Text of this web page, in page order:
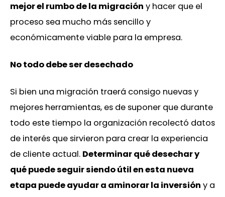
mejor el rumbo de la migración y hacer que el
proceso sea mucho más sencillo y
económicamente viable para la empresa.
No todo debe ser desechado
Si bien una migración traerá consigo nuevas y
mejores herramientas, es de suponer que durante
todo este tiempo la organización recolectó datos
de interés que sirvieron para crear la experiencia
de cliente actual. Determinar qué desechar y
qué puede seguir siendo útil en esta nueva
etapa puede ayudar a aminorar la inversión y a